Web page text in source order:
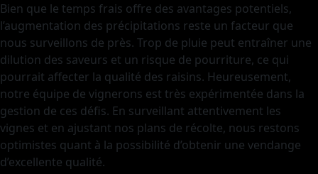
Bien que le temps frais offre des avantages potentiels,
l’augmentation des précipitations reste un facteur que
nous surveillons de près. Trop de pluie peut entraîner une
dilution des saveurs et un risque de pourriture, ce qui
pourrait affecter la qualité des raisins. Heureusement,
notre équipe de vignerons est très expérimentée dans la
gestion de ces défis. En surveillant attentivement les
vignes et en ajustant nos plans de récolte, nous restons
optimistes quant à la possibilité d’obtenir une vendange
d’excellente qualité.